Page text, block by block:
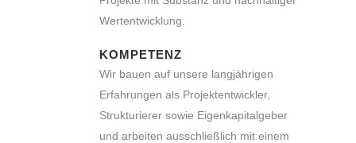
Wertentwicklung.
KOMPETENZ
Wir bauen auf unsere langjährigen
Erfahrungen als Projektentwickler,
Strukturierer sowie Eigenkapitalgeber
und arbeiten ausschließlich mit einem